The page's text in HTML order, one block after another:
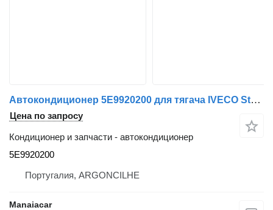
Автокондиционер 5E9920200 для тягача IVECO Stralis | 12
Цена по запросу
Кондиционер и запчасти - автокондиционер
5E9920200
Португалия, ARGONCILHE
Manaiacar